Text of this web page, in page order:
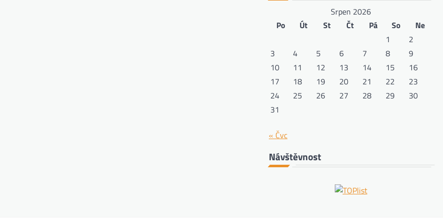
Srpen 2026
Po
Út St Čt Pá So
Ne
1
2
3
4 5 6 7 8
9
10
11 12 13 14 15
16
17
18 19 20 21 22
23
24
25 26 27 28 29
30
31
« Čvc
Návštěvnost